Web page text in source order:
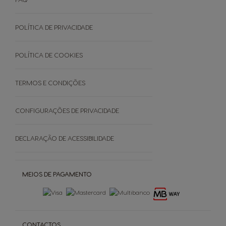
EVENTOS
Black Friday
Garantias
Promoções
SOBRE
Cápsulas Castanhas
MEIOS DE PAGAMENTO
CONTACTOS
POLÍTICA DE PRIVACIDADE
POLÍTICA DE COOKIES
TERMOS E CONDIÇÕES
CONFIGURAÇÕES DE PRIVACIDADE
DECLARAÇÃO DE ACESSIBILIDADE